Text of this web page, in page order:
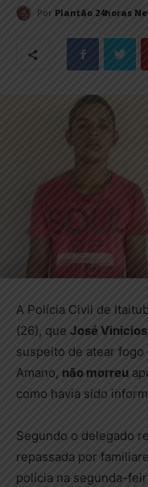
Por Plantão 24horas
A Polícia Civil de
(26), que José
suspeito de atear
Amano, não morreu
como havia sido
Segundo o delegado
repassada por
polícia na segunda-